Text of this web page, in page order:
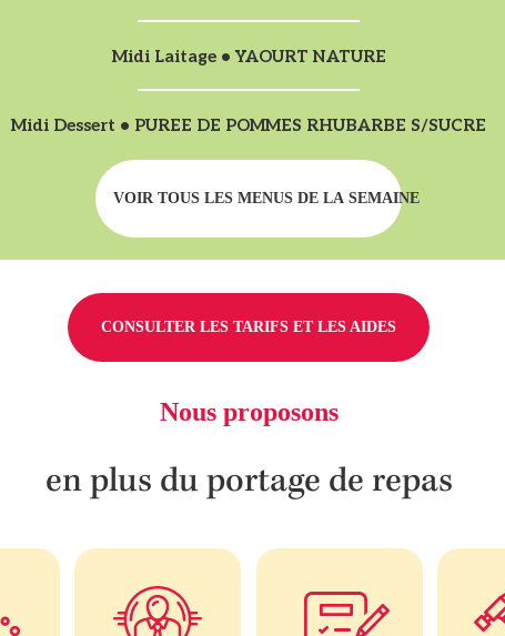
Midi Laitage • YAOURT NATURE
Midi Dessert • PUREE DE POMMES RHUBARBE S/SUCRE
VOIR TOUS LES MENUS DE LA SEMAINE
CONSULTER LES TARIFS ET LES AIDES
Nous proposons
en plus du portage de repas